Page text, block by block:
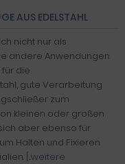
AUS EDELSTAHL
nicht nur als
andere Anwendungen
die
gute Verarbeitung
zum
kleinen oder großen
aber ebenso für
Halten und Fixieren
[...weitere